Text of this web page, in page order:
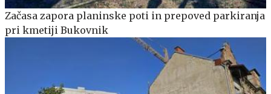
Začasa zapora planinske poti in prepoved parkiranja
pri kmetiji Bukovnik